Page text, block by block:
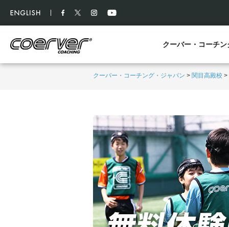
クーバー・コーチン
クーバー・コーチング・ジャパン > 関目高殿校 >